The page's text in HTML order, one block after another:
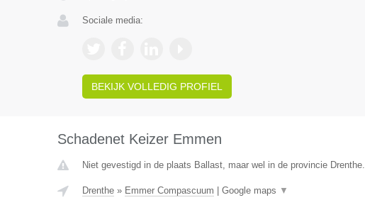
Sociale media:
BEKIJK VOLLEDIG PROFIEL
Schadenet Keizer Emmen
Niet gevestigd in de plaats Ballast, maar wel in de provincie Drenthe.
Drenthe» Emmer Compascuum Google maps ▼